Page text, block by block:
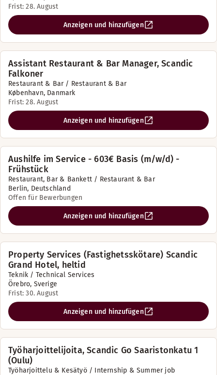
Frist: 28. August
Anzeigen und hinzufügen
Assistant Restaurant & Bar Manager, Scandic
Falkoner
Restaurant & Bar / Restaurant & Bar
København, Danmark
Frist: 28. August
Anzeigen und hinzufügen
Aushilfe im Service - 603€ Basis (m/w/d) -
Frühstück
Restaurant, Bar & Bankett / Restaurant & Bar
Berlin, Deutschland
Offen für Bewerbungen
Anzeigen und hinzufügen
Property Services (Fastighetsskötare) Scandic
Grand Hotel, heltid
Teknik / Technical Services
Örebro, Sverige
Frist: 30. August
Anzeigen und hinzufügen
Työharjoittelijoita, Scandic Go Saaristonkatu 1
(Oulu)
Työharjoittelu & Kesätyö / Internship & Summer job